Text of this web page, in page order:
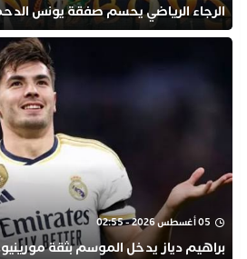
الرجاء الرياضي يحسم صفقة يونس
05 أغسطس 2026 - 02:55
براهيم دياز يدخل الموسم بثقة